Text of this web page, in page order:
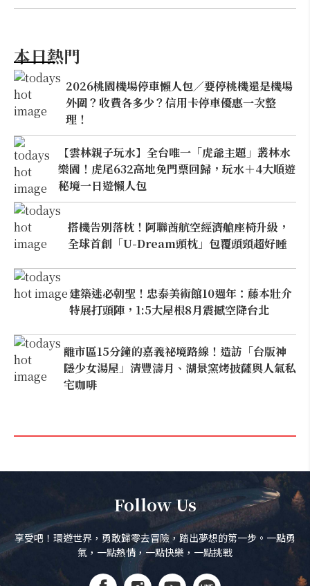
本日熱門
2026桃園機場停車懶人包／要停桃機還是機場
外圍？收費各多少？信用卡停車優惠一次整
理！
【雲林親子玩水】全台唯一「虎爺主題」叢林水
樂園！虎尾632高地免門票回歸，玩水＋4大順遊
秘境一日遊懶人包
搭機告別落枕！阿聯酋航空經濟艙座椅升級，
全球首創「U-Dream頭枕」包覆頭頸超好睡
建築迷必朝聖！忠泰美術館10週年：藤本壯介
特展打頭陣，1:5大屋根8月震撼空降台北
離市區15分鐘的嘉義祕境路線！造訪「台版神
隱少女湯屋」清豐濤月、湖景窯烤披薩與人氣私
宅咖啡
Follow Us
享受吧！環遊世界，勇敢歸零去冒險，踏出夢想的第一步。一點勇
氣，一點熱情，一點快樂，一點挑戰